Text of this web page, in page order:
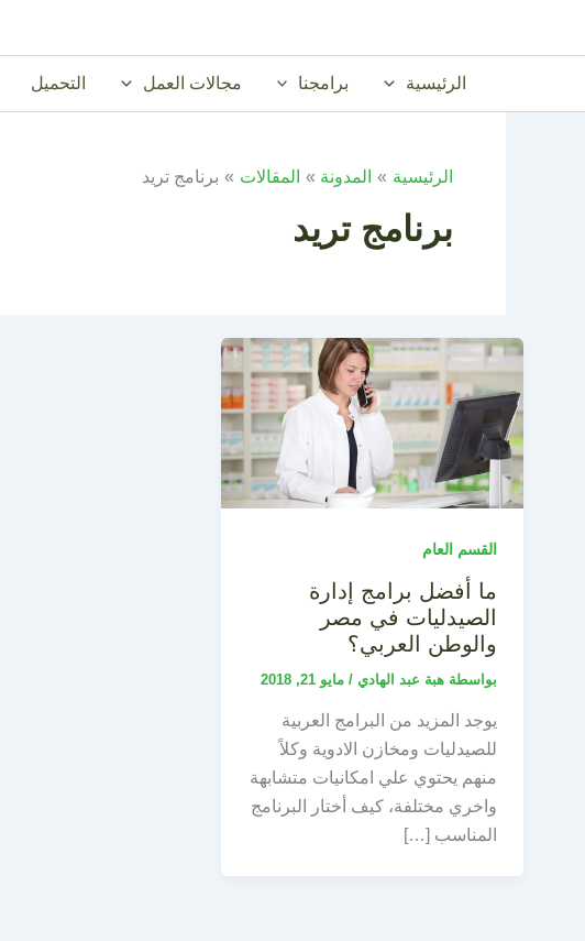
الرئيسية برامجنا مجالات العمل التحميل
الرئيسية المدونة المقالات برنامج تريد
برنامج تريد
القسم العام
ما أفضل برامج إدارة
الصيدليات في مصر
والوطن العربي؟
بواسطة هبة عبد الهادي / مايو 21, 2018
يوجد المزيد من البرامج العربية
للصيدليات ومخازن الادوية وكلاً
منهم يحتوي علي امكانيات متشابهة
واخري مختلفة، كيف أختار البرنامج
المناسب […]